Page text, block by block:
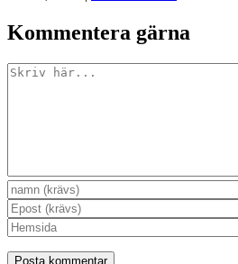
Kommentera gärna
Kommentar